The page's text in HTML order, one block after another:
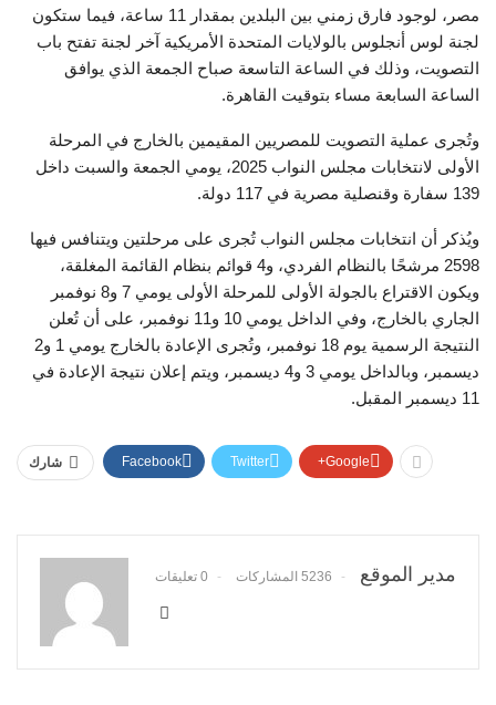
مصر، لوجود فارق زمني بين البلدين بمقدار 11 ساعة، فيما ستكون
لجنة لوس أنجلوس بالولايات المتحدة الأمريكية آخر لجنة تفتح باب
التصويت، وذلك في الساعة التاسعة صباح الجمعة الذي يوافق
الساعة السابعة مساء بتوقيت القاهرة.
وتُجرى عملية التصويت للمصريين المقيمين بالخارج في المرحلة
الأولى لانتخابات مجلس النواب 2025، يومي الجمعة والسبت داخل
139 سفارة وقنصلية مصرية في 117 دولة.
ويُذكر أن انتخابات مجلس النواب تُجرى على مرحلتين ويتنافس فيها
2598 مرشحًا بالنظام الفردي، و4 قوائم بنظام القائمة المغلقة،
ويكون الاقتراع بالجولة الأولى للمرحلة الأولى يومي 7 و8 نوفمبر
الجاري بالخارج، وفي الداخل يومي 10 و11 نوفمبر، على أن تُعلن
النتيجة الرسمية يوم 18 نوفمبر، وتُجرى الإعادة بالخارج يومي 1 و2
ديسمبر، وبالداخل يومي 3 و4 ديسمبر، ويتم إعلان نتيجة الإعادة في
11 ديسمبر المقبل.
شارك Facebook Twitter Google+
مدير الموقع 5236 المشاركات 0 تعليقات